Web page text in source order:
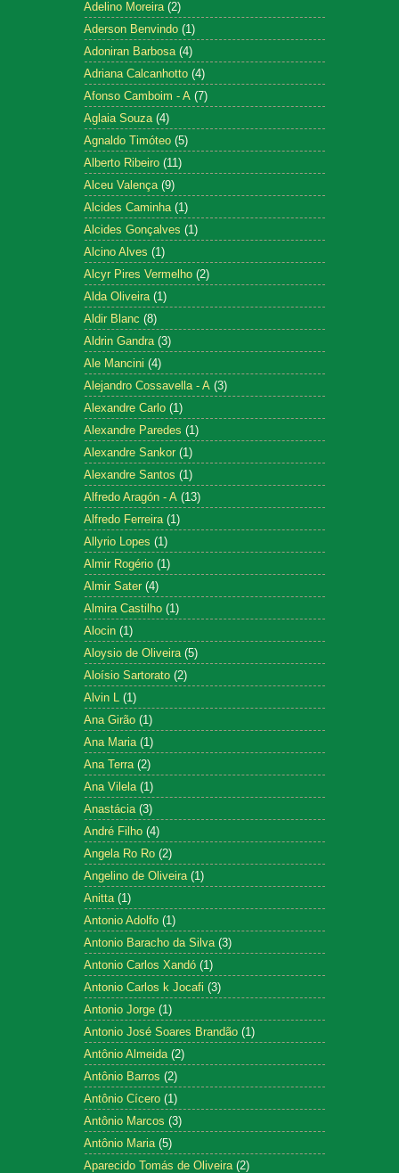
Adelino Moreira (2)
Aderson Benvindo (1)
Adoniran Barbosa (4)
Adriana Calcanhotto (4)
Afonso Camboim - A (7)
Aglaia Souza (4)
Agnaldo Timóteo (5)
Alberto Ribeiro (11)
Alceu Valença (9)
Alcides Caminha (1)
Alcides Gonçalves (1)
Alcino Alves (1)
Alcyr Pires Vermelho (2)
Alda Oliveira (1)
Aldir Blanc (8)
Aldrin Gandra (3)
Ale Mancini (4)
Alejandro Cossavella - A (3)
Alexandre Carlo (1)
Alexandre Paredes (1)
Alexandre Sankor (1)
Alexandre Santos (1)
Alfredo Aragón - A (13)
Alfredo Ferreira (1)
Allyrio Lopes (1)
Almir Rogério (1)
Almir Sater (4)
Almira Castilho (1)
Alocin (1)
Aloysio de Oliveira (5)
Aloísio Sartorato (2)
Alvin L (1)
Ana Girão (1)
Ana Maria (1)
Ana Terra (2)
Ana Vilela (1)
Anastácia (3)
André Filho (4)
Angela Ro Ro (2)
Angelino de Oliveira (1)
Anitta (1)
Antonio Adolfo (1)
Antonio Baracho da Silva (3)
Antonio Carlos Xandó (1)
Antonio Carlos k Jocafi (3)
Antonio Jorge (1)
Antonio José Soares Brandão (1)
Antônio Almeida (2)
Antônio Barros (2)
Antônio Cícero (1)
Antônio Marcos (3)
Antônio Maria (5)
Aparecido Tomás de Oliveira (2)